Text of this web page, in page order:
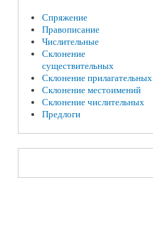
Спряжение
Правописание
Числительные
Склонение
существительных
Склонение прилагательных
Склонение местоимений
Склонение числительных
Предлоги